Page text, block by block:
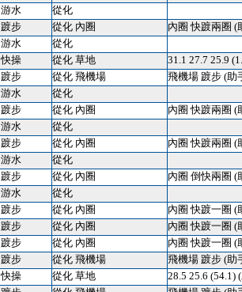
游水
從化
踱步 從化 內圈
內圈 快踱兩圈 (
游水
從化
快操 從化 草地
31.1 27.7 25.9
踱步 從化 飛機場
飛機場 踱步 (助
游水
從化
踱步 從化 內圈
內圈 快踱兩圈 (
游水
從化
踱步 從化 內圈
內圈 快踱兩圈 (
游水
從化
踱步 從化 內圈
內圈 倒快兩圈 (
游水
從化
踱步 從化 內圈
內圈 快踱一圈 (
踱步 從化 內圈
內圈 快踱一圈 (
踱步 從化 內圈
內圈 快踱一圈 (
踱步 從化 飛機場
飛機場 踱步 (助
快操 從化 草地
28.5 25.6 (54.1)